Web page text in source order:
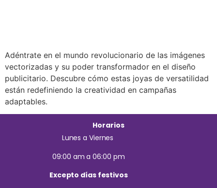
Adéntrate en el mundo revolucionario de las imágenes
vectorizadas y su poder transformador en el diseño
publicitario. Descubre cómo estas joyas de versatilidad
están redefiniendo la creatividad en campañas
adaptables.
Horarios
Lunes a Viernes
09:00 am a 06:00 pm
Excepto días festivos